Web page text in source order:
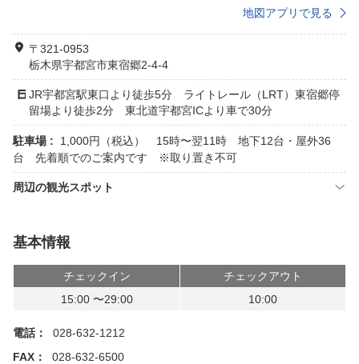
地図アプリで見る
〒321-0953
栃木県宇都宮市東宿郷2-4-4
JR宇都宮駅東口より徒歩5分 ライトレール（LRT）東宿郷停
留場より徒歩2分 東北道宇都宮ICより車で30分
駐車場 :
1,000円（税込） 15時〜翌11時 地下12台・屋外36
台 先着順でのご案内です ※取り置き不可
周辺の観光スポット
基本情報
チェックイン
チェックアウト
15:00 〜29:00
10:00
電話：
028-632-1212
FAX：
028-632-6500